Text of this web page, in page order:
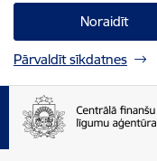
Noraidīt
Pārvaldīt sīkdatnes